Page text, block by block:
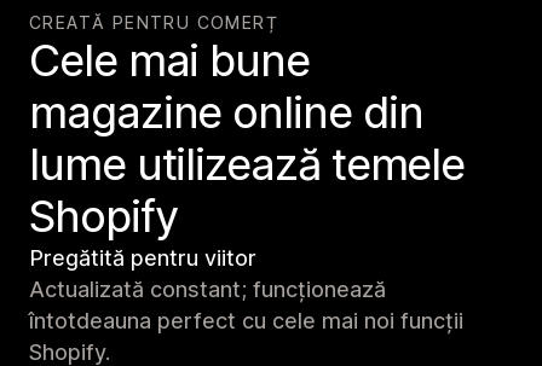
CREATĂ PENTRU COMERȚ
Cele mai bune
magazine online din
lume utilizează temele
Shopify
Pregătită pentru viitor
Actualizată constant; funcționează
întotdeauna perfect cu cele mai noi funcții
Shopify.